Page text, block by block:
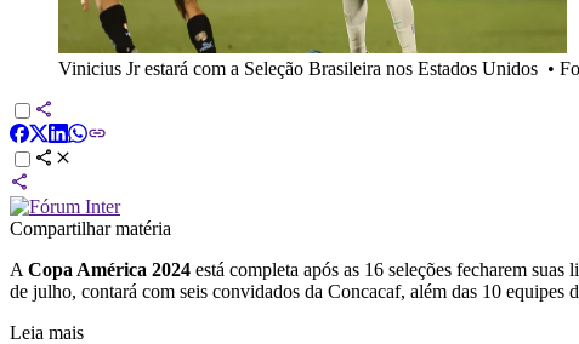
Vinicius Jr estará com a Seleção Brasileira nos Estados Unidos •
Compartilhar matéria
A Copa América 2024 está completa após as 16 seleções fecharem
de julho, contará com seis convidados da Concacaf, além das 10 equipes
Leia mais